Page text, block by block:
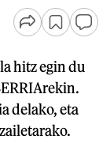
hitz egin du
delako, eta